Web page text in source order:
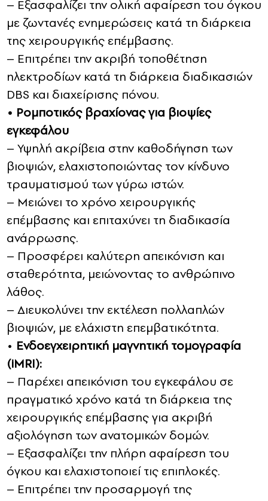
– Εξασφαλίζει την ολική αφαίρεση του όγκου
με ζωντανές ενημερώσεις κατά τη διάρκεια
της χειρουργικής επέμβασης.
– Επιτρέπει την ακριβή τοποθέτηση
ηλεκτροδίων κατά τη διάρκεια διαδικασιών
DBS και διαχείρισης πόνου.
• Ρομποτικός βραχίονας για βιοψίες
εγκεφάλου
– Υψηλή ακρίβεια στην καθοδήγηση των
βιοψιών, ελαχιστοποιώντας τον κίνδυνο
τραυματισμού των γύρω ιστών.
– Μειώνει το χρόνο χειρουργικής
επέμβασης και επιταχύνει τη διαδικασία
ανάρρωσης.
– Προσφέρει καλύτερη απεικόνιση και
σταθερότητα, μειώνοντας το ανθρώπινο
λάθος.
– Διευκολύνει την εκτέλεση πολλαπλών
βιοψιών, με ελάχιστη επεμβατικότητα.
• Ενδοεγχειρητική μαγνητική τομογραφία
(iMRI):
– Παρέχει απεικόνιση του εγκεφάλου σε
πραγματικό χρόνο κατά τη διάρκεια της
χειρουργικής επέμβασης για ακριβή
αξιολόγηση των ανατομικών δομών.
– Εξασφαλίζει την πλήρη αφαίρεση του
όγκου και ελαχιστοποιεί τις επιπλοκές.
– Επιτρέπει την προσαρμογή της